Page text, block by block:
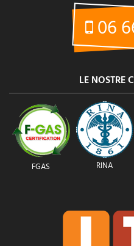
06
LE NOSTRE
FGAS RINA